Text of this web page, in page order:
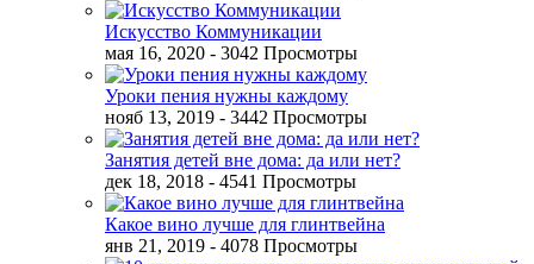
Искусство Коммуникации
мая 16, 2020 - 3042 Просмотры
Уроки пения нужны каждому
нояб 13, 2019 - 3442 Просмотры
Занятия детей вне дома: да или нет?
дек 18, 2018 - 4541 Просмотры
Какое вино лучше для глинтвейна
янв 21, 2019 - 4078 Просмотры